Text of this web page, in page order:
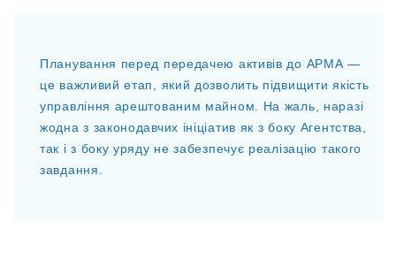
Планування перед передачею активів до АРМА —
це важливий етап, який дозволить підвищити якість
управління арештованим майном. На жаль, наразі
жодна з законодавчих ініціатив як з боку Агентства,
так і з боку уряду не забезпечує реалізацію такого
завдання.